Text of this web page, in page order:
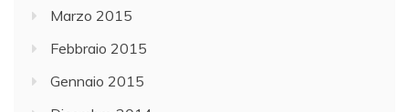
Marzo 2015
Febbraio 2015
Gennaio 2015